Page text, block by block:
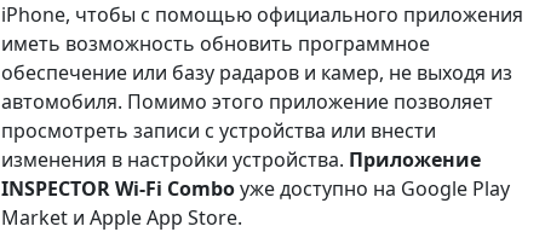
iPhone, чтобы с помощью официального приложения
иметь возможность обновить программное
обеспечение или базу радаров и камер, не выходя из
автомобиля. Помимо этого приложение позволяет
просмотреть записи с устройства или внести
изменения в настройки устройства. Приложение
INSPECTOR Wi-Fi Comboуже доступно на Google Play
Market и Apple App Store.